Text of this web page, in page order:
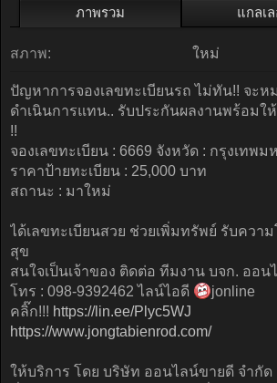
ภาพรวม แกลเ
สภาพ: ใหม่
ปัญหาการจองเลขทะเบียนรถ ไม่ทัน!! จะห
ดำเนินการแทน.. รับประกันผลงานพร้อม
!!
จองเลขทะเบียน : 6669 จังหวัด : กรุงเทพม
ราคาป้ายทะเบียน : 25,000 บาท
สถานะ : มาใหม่
ได้เลขทะเบียนสวย ช่วยเพิ่มทรัพย์ รับควา
สุข
สนใจเป็นเจ้าของ ติดต่อ ทีมงาน บจก. ออน
โทร : 098-9392462 ไลน์ไอดี
jonline
คลิ๊ก!!! https://lin.ee/Plyc5WJ
https://www.jongtabienrod.com/
ให้บริการ โดย บริษัท ออนไลน์ขายดี จำกัด